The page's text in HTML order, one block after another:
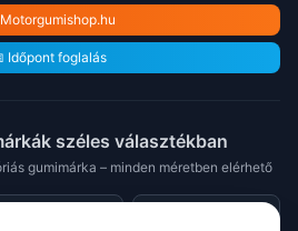
Időpont foglalás
széles választékban
gumimárka – minden méretben elérhető